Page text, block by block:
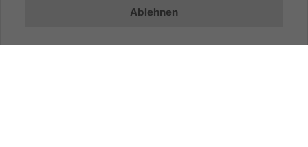
Werben mit EYEFOX
Ablehnen